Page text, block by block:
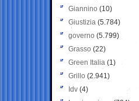
Giannino (10)
Giustizia (5.784)
governo (5.799)
Grasso (22)
Green Italia (1)
Grillo (2.941)
Idv (4)